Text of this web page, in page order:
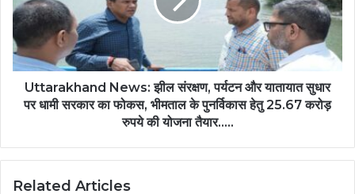
Uttarakhand News: झील संरक्षण, पर्यटन और यातायात सुधार
पर धामी सरकार का फोकस, भीमताल के पुनर्विकास हेतु 25.67 करोड़
रुपये की योजना तैयार.....
Related Articles